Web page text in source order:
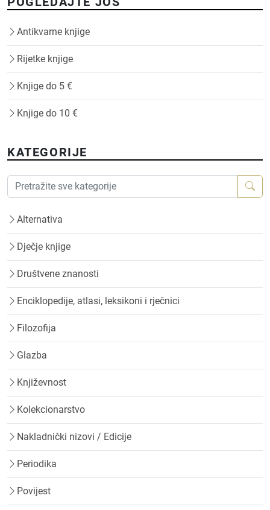
Antikvarne knjige
Rijetke knjige
Knjige do 5 €
Knjige do 10 €
KATEGORIJE
Alternativa
Dječje knjige
Društvene znanosti
Enciklopedije, atlasi, leksikoni i rječnici
Filozofija
Glazba
Književnost
Kolekcionarstvo
Nakladnički nizovi / Edicije
Periodika
Povijest